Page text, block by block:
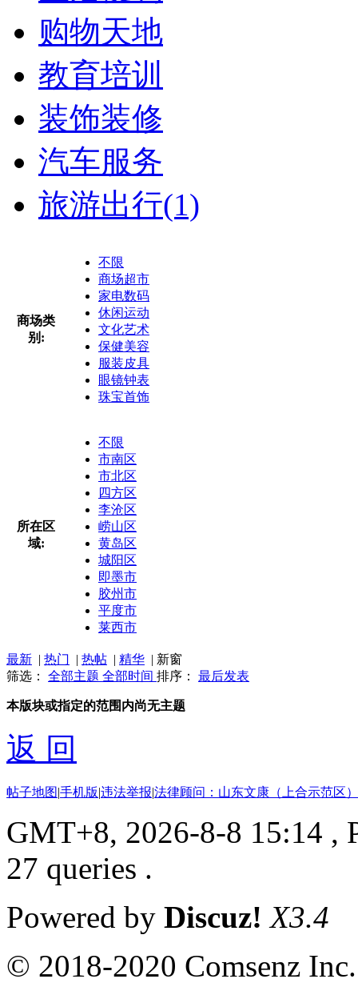
购物天地
教育培训
装饰装修
汽车服务
旅游出行(1)
商场类
别:
不限
商场超市
家电数码
休闲运动
文化艺术
保健美容
服装皮具
眼镜钟表
珠宝首饰
所在区
域:
不限
市南区
市北区
四方区
李沧区
崂山区
黄岛区
城阳区
即墨市
胶州市
平度市
莱西市
最新 | 热门 | 热帖 | 精华 | 新窗
筛选： 全部主题 全部时间 排序： 最后发表
本版块或指定的范围内尚无主题
返 回
帖子地图|手机版|违法举报|法律顾问：山东文康（上合示范区
GMT+8, 2026-8-8 15:14 ,
27 queries .
Powered by Discuz! X3.4
© 2018-2020 Comsenz Inc.